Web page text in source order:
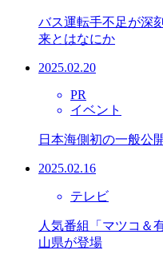
バス運転手不足が深
来とはなにか
2025.02.20
PR
イベント
日本海側初の一般公
2025.02.16
テレビ
人気番組「マツコ＆
山県が登場